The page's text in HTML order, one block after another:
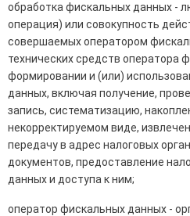
обработка фискальных данных -
операция) или совокупность
совершаемых оператором
технических средств оператора
формировании и (или)
данных, включая получение,
запись, систематизацию,
некорректируемом виде,
передачу в адрес налоговых
документов, предоставление
данных и доступа к ним;
оператор фискальных данных -